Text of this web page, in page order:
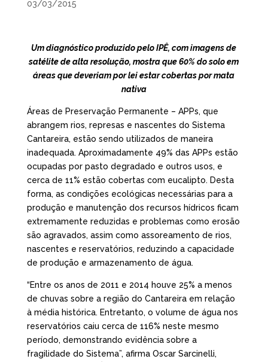
03/03/2015
Um diagnóstico produzido pelo IPÊ, com imagens de
satélite de alta resolução, mostra que 60% do solo em
áreas que deveriam por lei estar cobertas por mata
nativa
Áreas de Preservação Permanente – APPs, que
abrangem rios, represas e nascentes do Sistema
Cantareira, estão sendo utilizados de maneira
inadequada. Aproximadamente 49% das APPs estão
ocupadas por pasto degradado e outros usos, e
cerca de 11% estão cobertas com eucalipto. Desta
forma, as condições ecológicas necessárias para a
produção e manutenção dos recursos hídricos ficam
extremamente reduzidas e problemas como erosão
são agravados, assim como assoreamento de rios,
nascentes e reservatórios, reduzindo a capacidade
de produção e armazenamento de água.
“Entre os anos de 2011 e 2014 houve 25% a menos
de chuvas sobre a região do Cantareira em relação
à média histórica. Entretanto, o volume de água nos
reservatórios caiu cerca de 116% neste mesmo
período, demonstrando evidência sobre a
fragilidade do Sistema”, afirma Oscar Sarcinelli,